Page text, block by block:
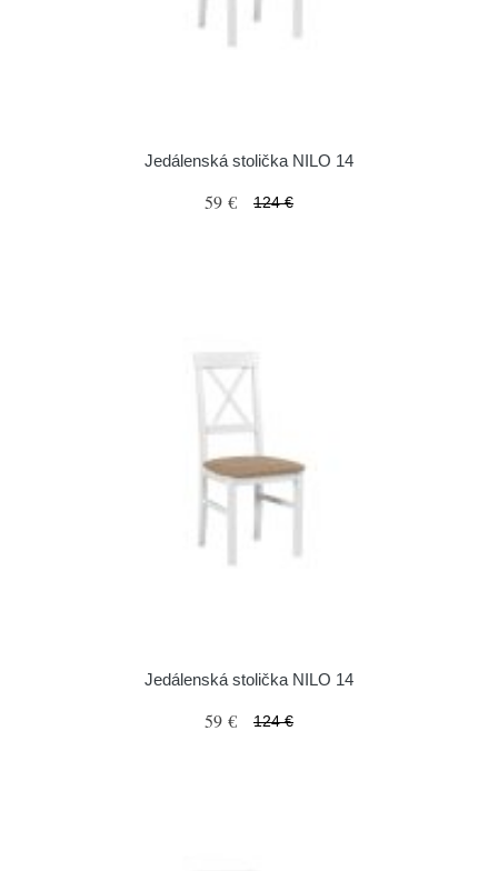
Jedálenská stolička NILO 14
59 € 124 €
Jedálenská stolička NILO 14
59 € 124 €